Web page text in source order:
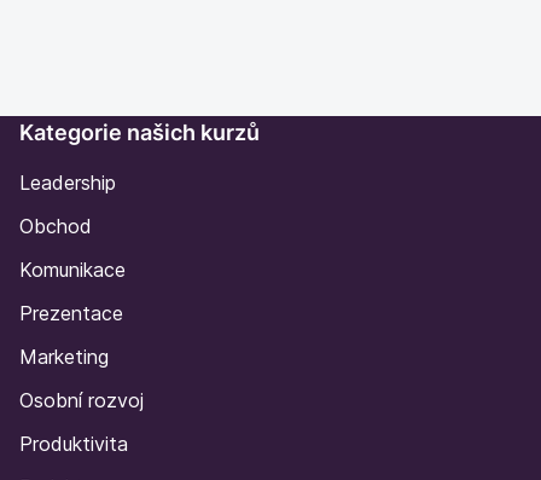
Kategorie našich kurzů
Leadership
Obchod
Komunikace
Prezentace
Marketing
Osobní rozvoj
Produktivita